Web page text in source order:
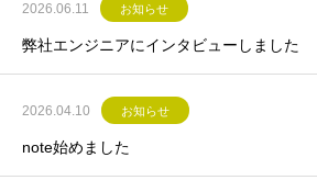
2026.06.11 お知らせ
弊社エンジニアにインタビューしました
2026.04.10 お知らせ
note始めました